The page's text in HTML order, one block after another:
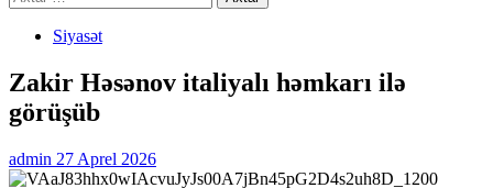
Siyasət
Zakir Həsənov italiyalı həmkarı ilə
görüşüb
admin 27 Aprel 2026